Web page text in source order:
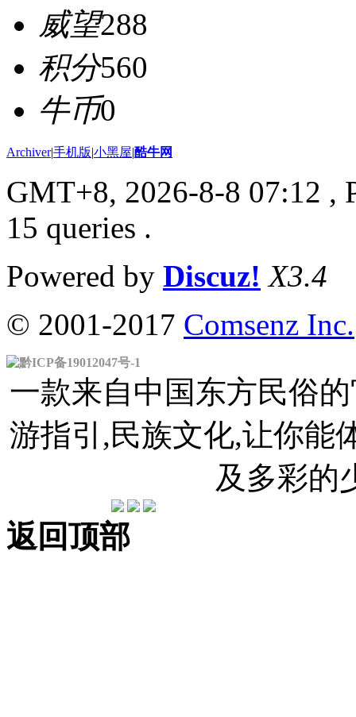
威望288
积分560
牛币0
Archiver|手机版|小黑屋|酷牛网
GMT+8, 2026-8-8 07:12 ,
15 queries .
Powered by Discuz! X3.4
© 2001-2017 Comsenz Inc.
黔ICP备19012047号-1
一款来自中国东方民俗
游指引,民族文化,让你能
及多彩的
返回顶部